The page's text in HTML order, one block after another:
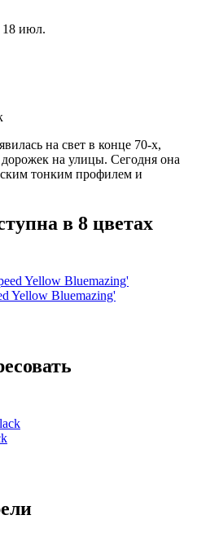
июл.
на свет в конце 70-х,
на улицы. Сегодня она
тонким профилем и
в 8 цветах
Yellow Bluemazing'